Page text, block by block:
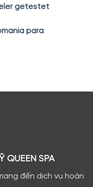
getestet
para
QUEEN SPA
đến dịch vụ hoàn